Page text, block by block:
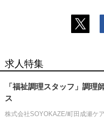
求人特集
「福祉調理スタッフ」調理
ス
株式会社SOYOKAZE/町田成瀬ケ